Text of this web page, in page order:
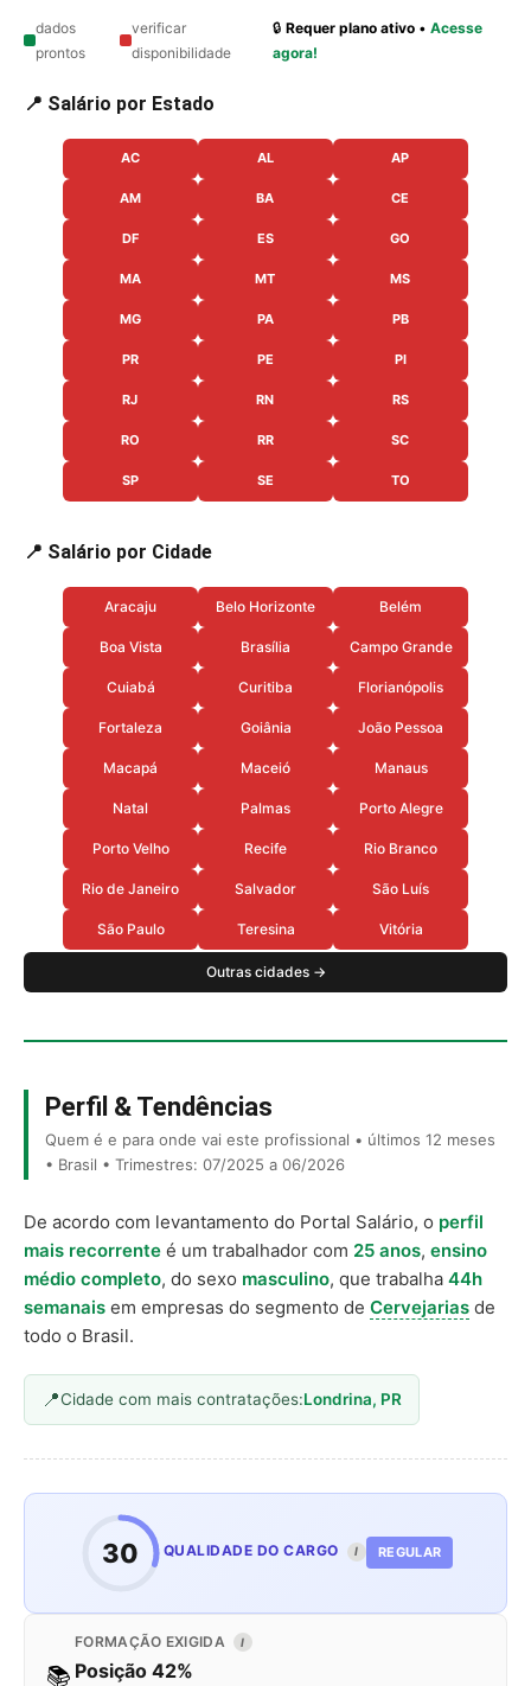
dados
prontos
verificar
disponibilidade
🔒Requer plano ativo •Acesse
agora!
📍 Salário por Estado
AC AL AP
AM BA CE
DF ES GO
MA MT MS
MG PA PB
PR PE PI
RJ RN RS
RO RR SC
SP SE TO
📍 Salário por Cidade
Aracaju Belo Horizonte Belém
Boa Vista Brasília Campo Grande
Cuiabá Curitiba Florianópolis
Fortaleza Goiânia João Pessoa
Macapá Maceió Manaus
Natal Palmas Porto Alegre
Porto Velho Recife Rio Branco
Rio de Janeiro Salvador São Luís
São Paulo Teresina Vitória
Outras cidades →
Perfil & Tendências
Quem é e para onde vai este profissional • últimos 12 meses
• Brasil • Trimestres: 07/2025 a 06/2026
De acordo com levantamento do Portal Salário, o perfil
mais recorrente é um trabalhador com 25 anos, ensino
médio completo, do sexo masculino, que trabalha 44h
semanais em empresas do segmento de Cervejarias de
todo o Brasil.
Cidade com mais contratações:Londrina, PR
30 QUALIDADE DO CARGO I REGULAR
📚
FORMAÇÃO EXIGIDA I
Posição 42%